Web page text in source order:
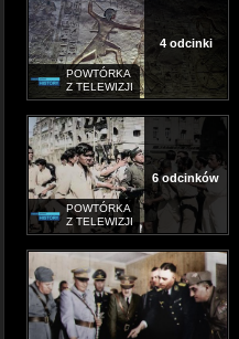
4 odcinki
POWTÓRKA
Z TELEWIZJI
6 odcinków
POWTÓRKA
Z TELEWIZJI